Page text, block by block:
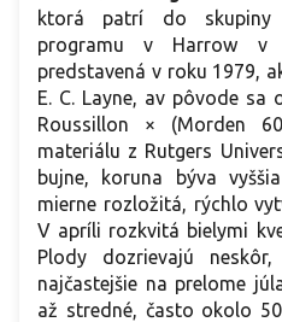
ktorá patrí do skupiny
programu v Harrow v
predstavená v roku 1979,
E. C. Layne, av pôvode sa
Roussillon × (Morden
materiálu z Rutgers
bujne, koruna býva
mierne rozložitá, rýchlo
V apríli rozkvitá bielymi
Plody dozrievajú
najčastejšie na prelome
až stredné, často okolo